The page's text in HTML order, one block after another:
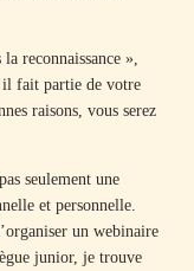
reconnaissance »,
il fait partie de votre
raisons, vous serez
seulement une
et personnelle.
un webinaire
junior, je trouve